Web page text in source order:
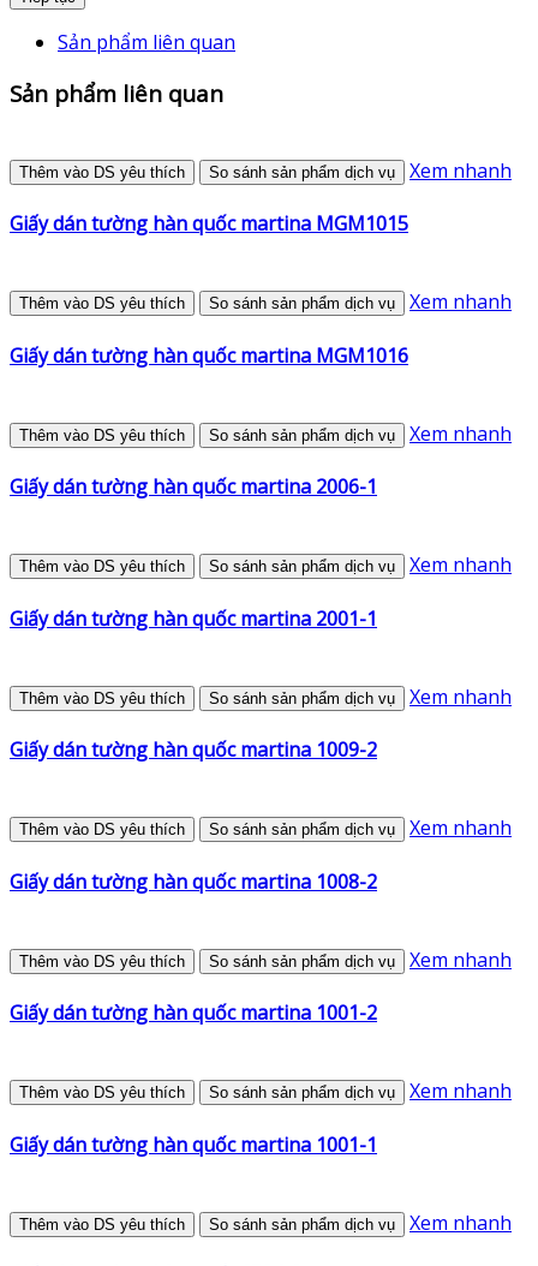
Sản phẩm liên quan
Sản phẩm liên quan
Thêm vào DS yêu thích So sánh sản phẩm dịch vụ Xem nhanh
Giấy dán tường hàn quốc martina MGM1015
Thêm vào DS yêu thích So sánh sản phẩm dịch vụ Xem nhanh
Giấy dán tường hàn quốc martina MGM1016
Thêm vào DS yêu thích So sánh sản phẩm dịch vụ Xem nhanh
Giấy dán tường hàn quốc martina 2006-1
Thêm vào DS yêu thích So sánh sản phẩm dịch vụ Xem nhanh
Giấy dán tường hàn quốc martina 2001-1
Thêm vào DS yêu thích So sánh sản phẩm dịch vụ Xem nhanh
Giấy dán tường hàn quốc martina 1009-2
Thêm vào DS yêu thích So sánh sản phẩm dịch vụ Xem nhanh
Giấy dán tường hàn quốc martina 1008-2
Thêm vào DS yêu thích So sánh sản phẩm dịch vụ Xem nhanh
Giấy dán tường hàn quốc martina 1001-2
Thêm vào DS yêu thích So sánh sản phẩm dịch vụ Xem nhanh
Giấy dán tường hàn quốc martina 1001-1
Thêm vào DS yêu thích So sánh sản phẩm dịch vụ Xem nhanh